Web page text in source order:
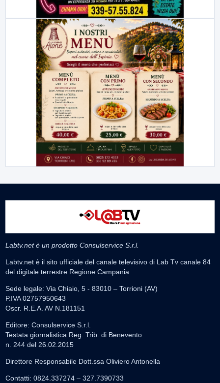
Labtv.net è un prodotto Consulservice S.r.l.
Labtv.net è il sito ufficiale del canale televisivo di Lab Tv canale 84
del digitale terrestre Regione Campania
Sede legale: Via Chiaio, 5 - 83010 – Torrioni (AV)
P.IVA 02757950643
Oscr. R.E.A. AV N.181151
Editore: Consulservice S.r.l.
Testata giornalistica Reg. Trib. di Benevento
n. 244 del 26.02.2015
Direttore Responsabile Dott.ssa Oliviero Antonella
Contatti: 0824.337274 – 327.7390733